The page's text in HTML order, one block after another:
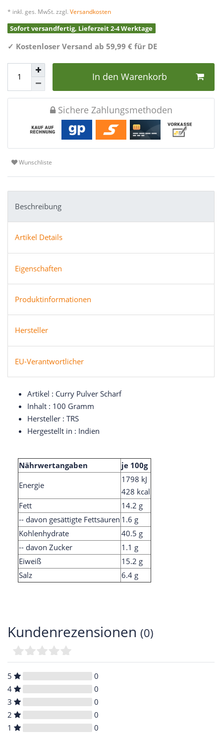
* inkl. ges. MwSt. zzgl. Versandkosten
Sofort versandfertig, Lieferzeit 2-4 Werktage
✓ Kostenloser Versand ab 59,99 € für DE
In den Warenkorb
Sichere Zahlungsmethoden
Wunschliste
Beschreibung
Artikel Details
Eigenschaften
Produktinformationen
Hersteller
EU-Verantwortlicher
Artikel : Curry Pulver Scharf
Inhalt : 100 Gramm
Hersteller : TRS
Hergestellt in : Indien
Nährwertangaben
je 100g
Energie
1798 kJ
428 kcal
Fett
14.2 g
-- davon gesättigte Fettsäuren 1.6 g
Kohlenhydrate
40.5 g
-- davon Zucker
1.1 g
Eiweiß
15.2 g
Salz
6.4 g
Kundenrezensionen (0)
5
0
4
0
3
0
2
0
1
0